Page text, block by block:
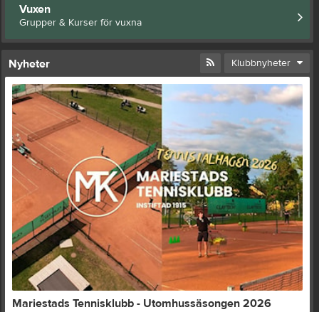
Vuxen
Grupper & Kurser för vuxna
Nyheter Klubbnyheter
Mariestads Tennisklubb - Utomhussäsongen 2026